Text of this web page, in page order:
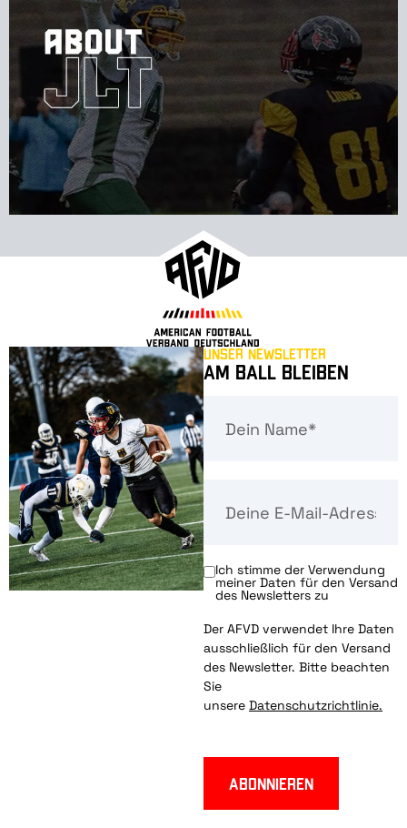
Unser Newsletter
Am Ball bleiben
Ich stimme der Verwendung
meiner Daten für den Versand
des Newsletters zu
Der AFVD verwendet Ihre Daten
ausschließlich für den Versand
des Newsletter. Bitte beachten
Sie
unsere Datenschutzrichtlinie.
Abonnieren